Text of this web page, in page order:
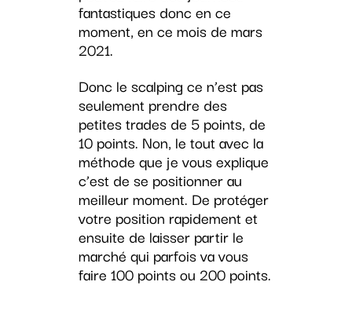
fantastiques donc en ce
moment, en ce mois de mars
2021.
Donc le scalping ce n’est pas
seulement prendre des
petites trades de 5 points, de
10 points. Non, le tout avec la
méthode que je vous explique
c’est de se positionner au
meilleur moment. De protéger
votre position rapidement et
ensuite de laisser partir le
marché qui parfois va vous
faire 100 points ou 200 points.